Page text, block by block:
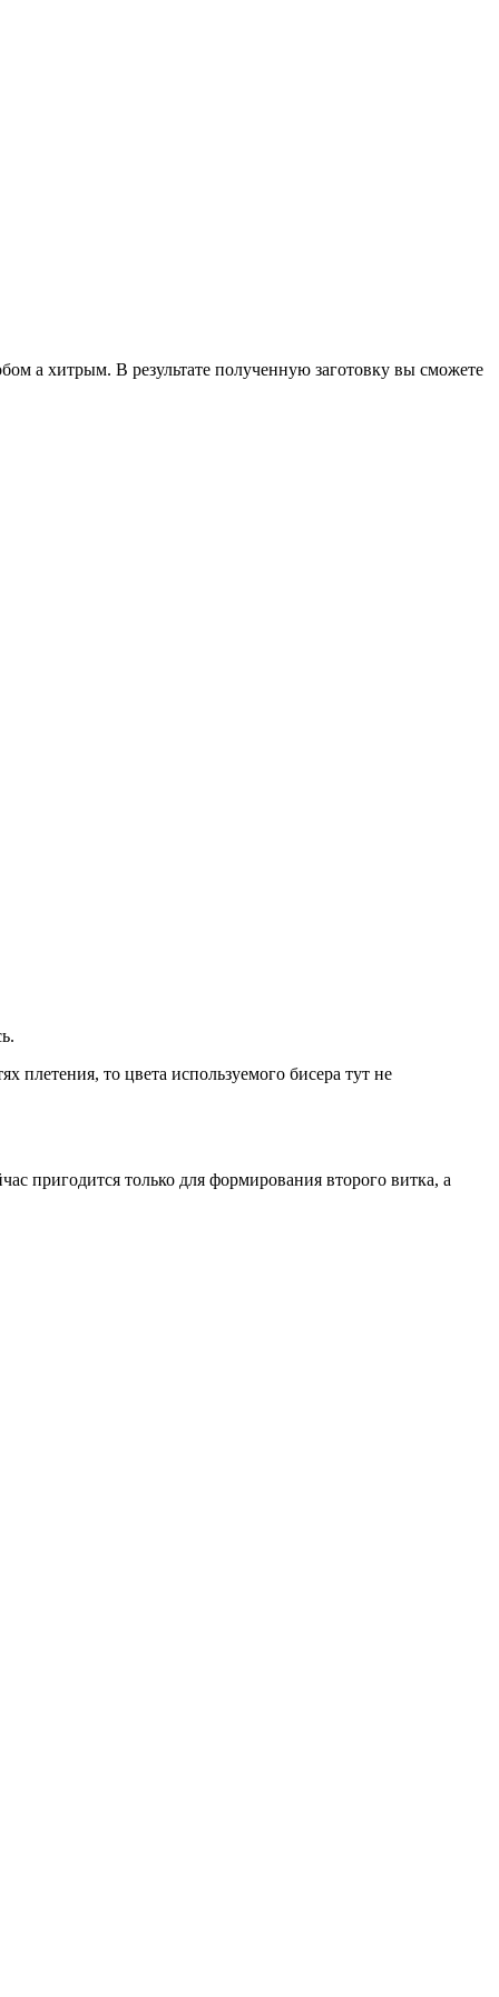
а хитрым. В результате полученную заготовку вы сможете
плетения, то цвета используемого бисера тут не
пригодится только для формирования второго витка, а